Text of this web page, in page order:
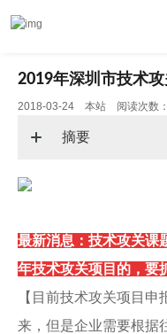
2019年深圳市技术
2018-03-24 本站 阅读次数
摘要
最新消息：技术攻关课
年技术攻关项目的，要
【目前技术攻关项目
来，但是企业需要根据